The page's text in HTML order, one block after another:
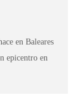
en Baleares
epicentro en